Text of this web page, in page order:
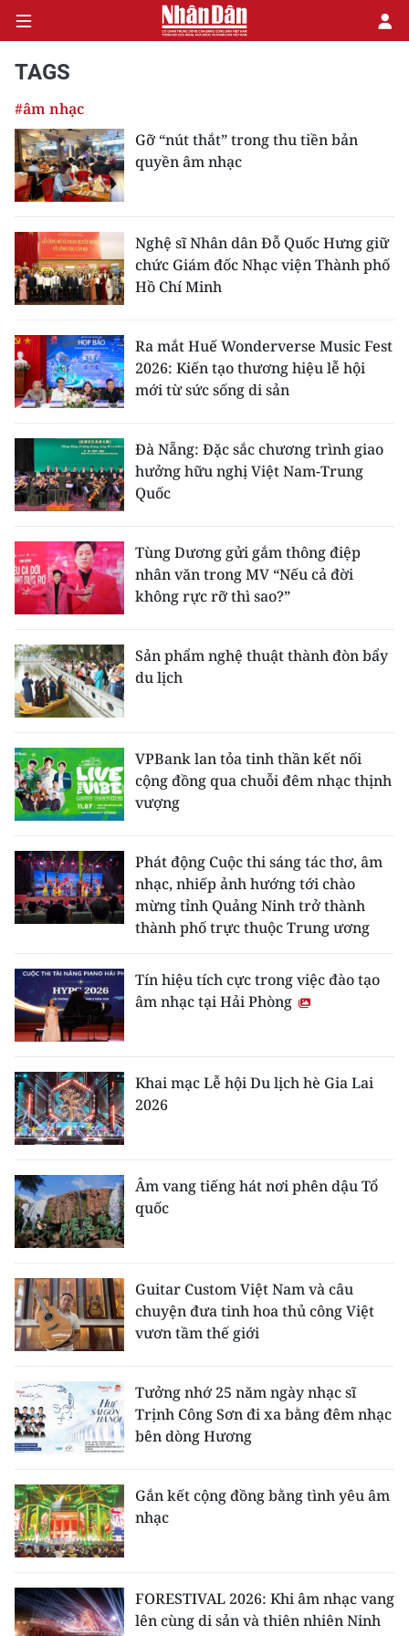
CHÍNH TRỊ
KINH TẾ
XÃ HỘI
PHÁP LUẬT
DU LỊCH
THẾ GIỚI
GIÁO DỤC
KHOA HỌC - CÔNG NGHỆ
MÔI TRƯỜNG
BẠN ĐỌC
KIỂM CHỨNG THÔNG TIN
54 DÂN TỘC VIỆT NAM
CHƯƠNG TRÌNH OCOP - MỖI XÃ
MỘT SẢN PHẨM
RADIO
E-Magazine
Video
Media Chính trị
Media Kinh tế
Media Xã hội
Media Pháp luật
Media Du lịch
Media Thế giới
Media Thể thao
Media Giáo dục
Media Y tế
Media Môi trường
Ảnh
Infographic
TAGS
#âm nhạc
Gỡ “nút thắt” trong thu tiền bản
quyền âm nhạc
Nghệ sĩ Nhân dân Đỗ Quốc Hưng giữ
chức Giám đốc Nhạc viện Thành phố
Hồ Chí Minh
Ra mắt Huế Wonderverse Music Fest
2026: Kiến tạo thương hiệu lễ hội
mới từ sức sống di sản
Đà Nẵng: Đặc sắc chương trình giao
hưởng hữu nghị Việt Nam-Trung
Quốc
Tùng Dương gửi gắm thông điệp
nhân văn trong MV “Nếu cả đời
không rực rỡ thì sao?”
Sản phẩm nghệ thuật thành đòn bẩy
du lịch
VPBank lan tỏa tinh thần kết nối
cộng đồng qua chuỗi đêm nhạc thịnh
vượng
Phát động Cuộc thi sáng tác thơ, âm
nhạc, nhiếp ảnh hướng tới chào
mừng tỉnh Quảng Ninh trở thành
thành phố trực thuộc Trung ương
Tín hiệu tích cực trong việc đào tạo
âm nhạc tại Hải Phòng
Khai mạc Lễ hội Du lịch hè Gia Lai
2026
Âm vang tiếng hát nơi phên dậu Tổ
quốc
Guitar Custom Việt Nam và câu
chuyện đưa tinh hoa thủ công Việt
vươn tầm thế giới
Tưởng nhớ 25 năm ngày nhạc sĩ
Trịnh Công Sơn đi xa bằng đêm nhạc
bên dòng Hương
Gắn kết cộng đồng bằng tình yêu âm
nhạc
FORESTIVAL 2026: Khi âm nhạc vang
lên cùng di sản và thiên nhiên Ninh